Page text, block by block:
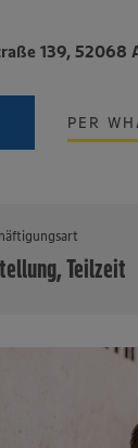
139, 52068
PER
Teilzeit